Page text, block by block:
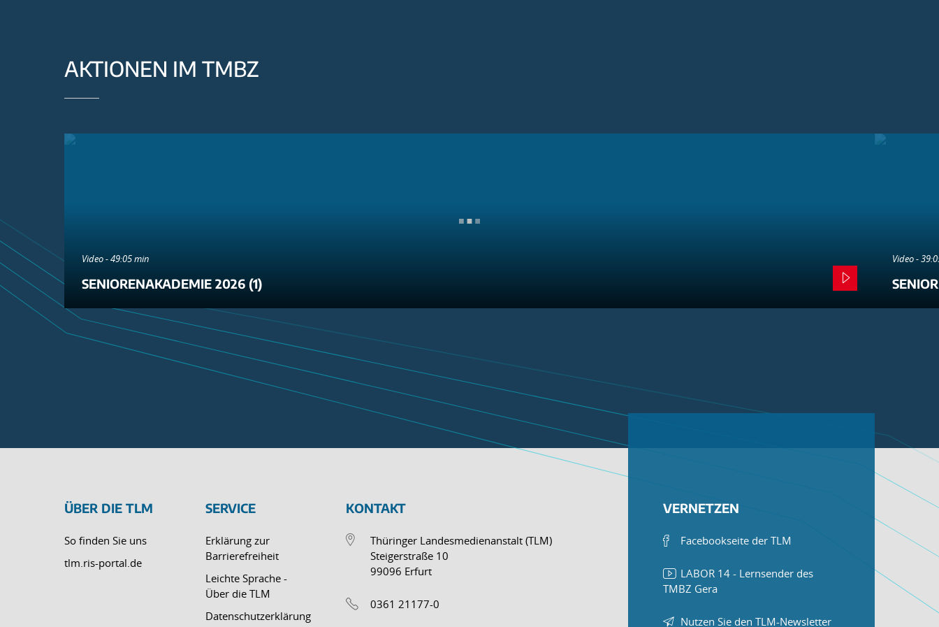
AKTIONEN IM TMBZ
Video - 49:05 min
SENIORENAKADEMIE 2026 (1)
Video -
ÜBER DIE TLM
So finden Sie uns
tlm.ris-portal.de
SERVICE
Erklärung zur
Barrierefreiheit
Leichte Sprache -
Über die TLM
Datenschutzerklärung
KONTAKT
Thüringer Landesmedienanstalt (TLM)
Steigerstraße 10
99096 Erfurt
0361 21177-0
VERNETZEN
Facebookseite der TLM
LABOR 14 - Lernsender des
TMBZ Gera
Nutzen Sie den TLM-Newsletter